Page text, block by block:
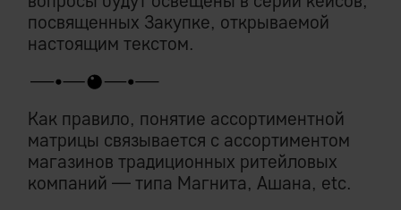
посвященных Закупке, открываемой
настоящим текстом.
Как правило, понятие ассортиментной
матрицы связывается с ассортиментом
магазинов традиционных ритейловых
компаний — типа Магнита, Ашана, etc.